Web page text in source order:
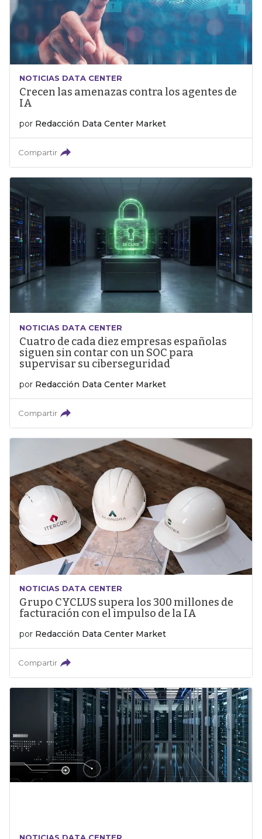
NOTICIAS DATA CENTER
Crecen las amenazas contra los agentes de
IA
por Redacción Data Center Market
Compartir
NOTICIAS DATA CENTER
Cuatro de cada diez empresas españolas
siguen sin contar con un SOC para
supervisar su ciberseguridad
por Redacción Data Center Market
Compartir
NOTICIAS DATA CENTER
Grupo CYCLUS supera los 300 millones de
facturación con el impulso de la IA
por Redacción Data Center Market
Compartir